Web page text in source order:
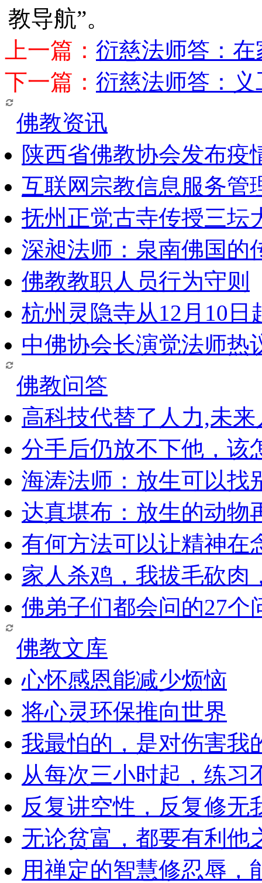
教导航”。
上一篇： 衍慈法师答：
下一篇： 衍慈法师答：
佛教资讯
陕西省佛教协会发布疫
互联网宗教信息服务管
抚州正觉古寺传授三坛
深昶法师：泉南佛国的
佛教教职人员行为守则
杭州灵隐寺从12月10日
中佛协会长演觉法师热
佛教问答
高科技代替了人力,未
分手后仍放不下他，该
海涛法师：放生可以找
达真堪布：放生的动物
有何方法可以让精神在
家人杀鸡，我拔毛砍肉
佛弟子们都会问的27个
佛教文库
心怀感恩能减少烦恼
将心灵环保推向世界
我最怕的，是对伤害我
从每次三小时起，练习
反复讲空性，反复修无
无论贫富，都要有利他
用禅定的智慧修忍辱，